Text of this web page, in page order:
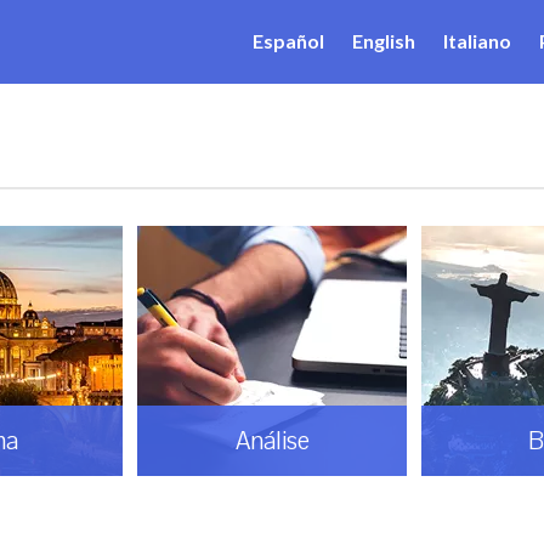
Español English Italiano
Análise